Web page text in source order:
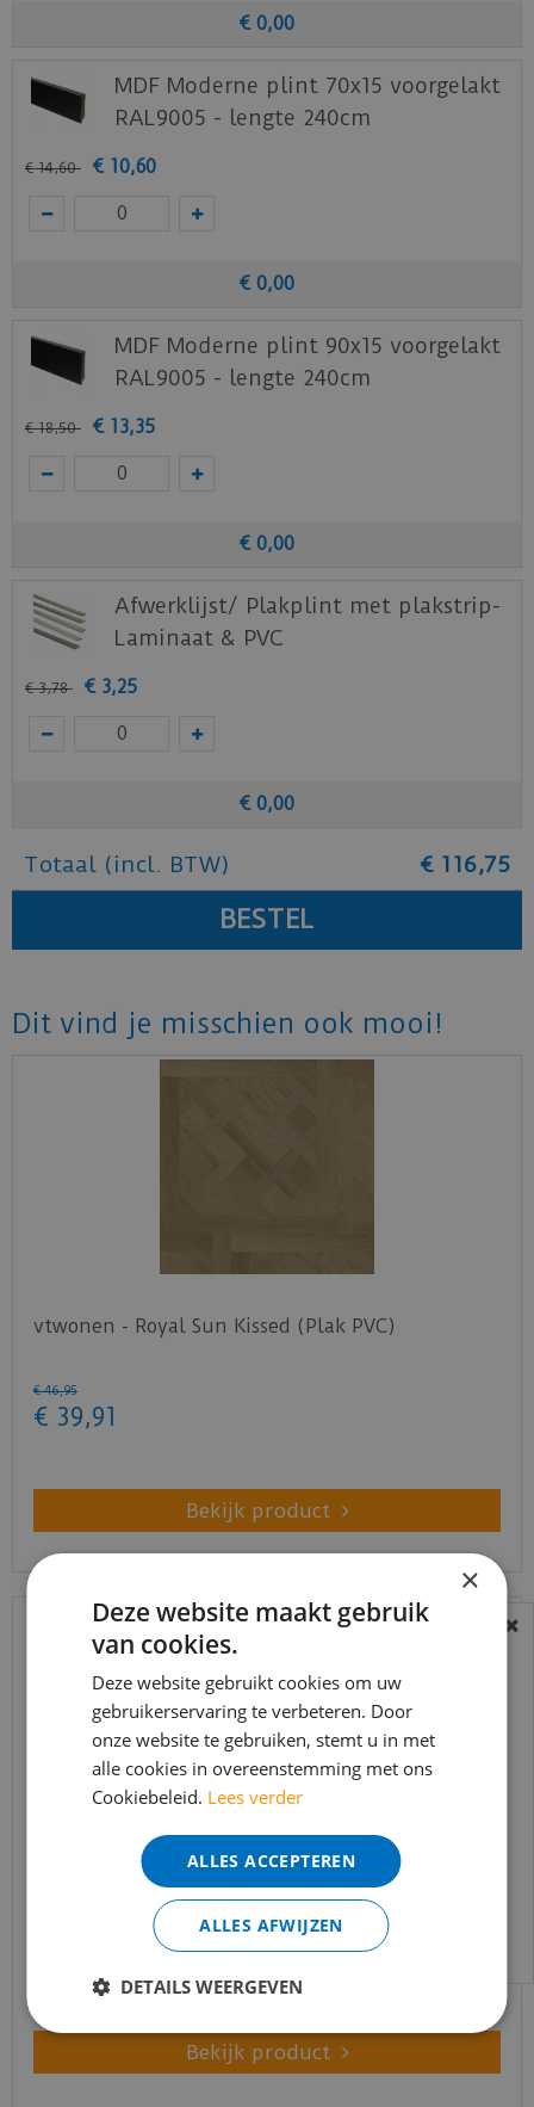
€ 0,00
MDF Moderne plint 70x15 voorgelakt
RAL9005 - lengte 240cm
€ 14,60 € 10,60
€ 0,00
MDF Moderne plint 90x15 voorgelakt
RAL9005 - lengte 240cm
€ 18,50 € 13,35
€ 0,00
Afwerklijst/ Plakplint met plakstrip-
Laminaat & PVC
€ 3,78 € 3,25
€ 0,00
Totaal (incl. BTW) € 116,75
Dit vind je misschien ook mooi!
vtwonen - Royal Sun Kissed (Plak PVC)
€ 46,95
€ 39,91
Bekijk product
Ambiant - Piero Beige (Klik PVC)
Bekijk product
BEREIKBAARHEID
In verband met de vakantie periode zijn wij
t/m 14 augustus telefonisch helaas niet
bereikbaar.
Bestelling worden uiteraard verwerkt
echter iets minder snel dan wat je van ons
gewend bent.
Voor vragen kan je ons bereiken via
info@merkvloerenwinkel.nl
×
Deze website maakt gebruik
van cookies.
Deze website gebruikt cookies om uw
gebruikerservaring te verbeteren. Door
onze website te gebruiken, stemt u in met
alle cookies in overeenstemming met ons
Cookiebeleid. Lees verder
ALLES ACCEPTEREN
ALLES AFWIJZEN
DETAILS WEERGEVEN